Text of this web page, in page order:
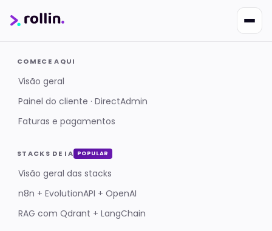
COMECE AQUI
Visão geral
Painel do cliente · DirectAdmin
Faturas e pagamentos
STACKS DE IA POPULAR
Visão geral das stacks
n8n + EvolutionAPI + OpenAI
RAG com Qdrant + LangChain
Online · Suporte | Rollin
Responde em ~2s · Atendimento 24/7